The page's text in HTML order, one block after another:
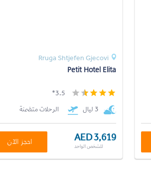
Rruga Shtjefen Gjecovi
Petit Hotel Elita
3.5*
3 ليال
الرحلات متضمنة
AED 3,619
للشخص الواحد احجز الآن